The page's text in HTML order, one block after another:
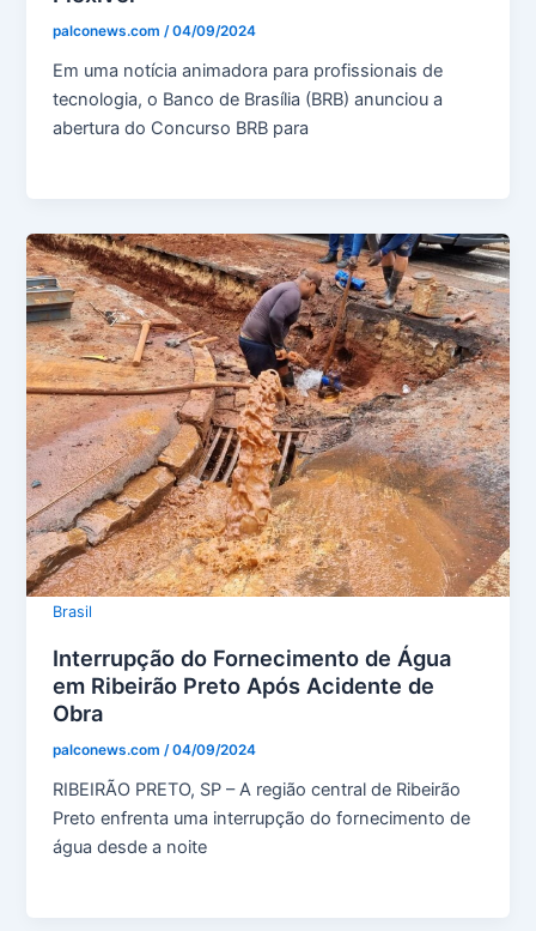
palconews.com/04/09/2024
Em uma notícia animadora para profissionais de
tecnologia, o Banco de Brasília (BRB) anunciou a
abertura do Concurso BRB para
Brasil
Interrupção do Fornecimento de Água
em Ribeirão Preto Após Acidente de
Obra
palconews.com /04/09/2024
RIBEIRÃO PRETO, SP – A região central de Ribeirão
Preto enfrenta uma interrupção do fornecimento de
água desde a noite